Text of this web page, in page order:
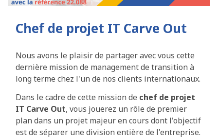
Chef de projet IT Carve Out
Nous avons le plaisir de partager avec vous cette
dernière mission de management de transition à
long terme chez l'un de nos clients internationaux.
Dans le cadre de cette mission de chef de projet
IT Carve Out, vous jouerez un rôle de premier
plan dans un projet majeur en cours dont l'objectif
est de séparer une division entière de l'entreprise.